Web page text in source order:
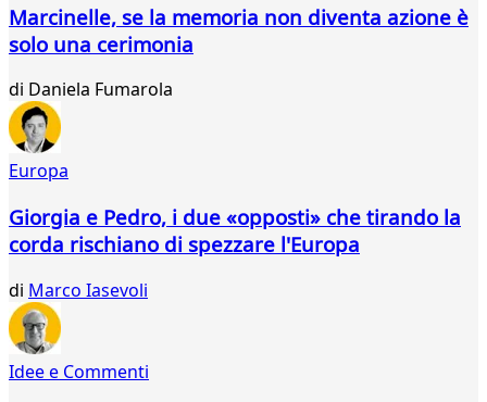
Marcinelle, se la memoria non diventa azione è
solo una cerimonia
di Daniela Fumarola
Europa
Giorgia e Pedro, i due «opposti» che tirando la
corda rischiano di spezzare l'Europa
di Marco Iasevoli
Idee e Commenti